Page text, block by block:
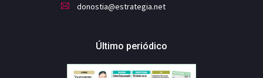
donostia@estrategia.net
Último periódico